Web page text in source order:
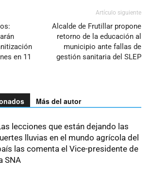
en 11
Artículo siguiente
Alcalde de Frutillar propone
retorno de la educación al
municipio ante fallas de
gestión sanitaria del SLEP
Más del autor
lecciones que están dejando las
lluvias en el mundo agrícola del
las comenta el Vice-presidente de
SNA